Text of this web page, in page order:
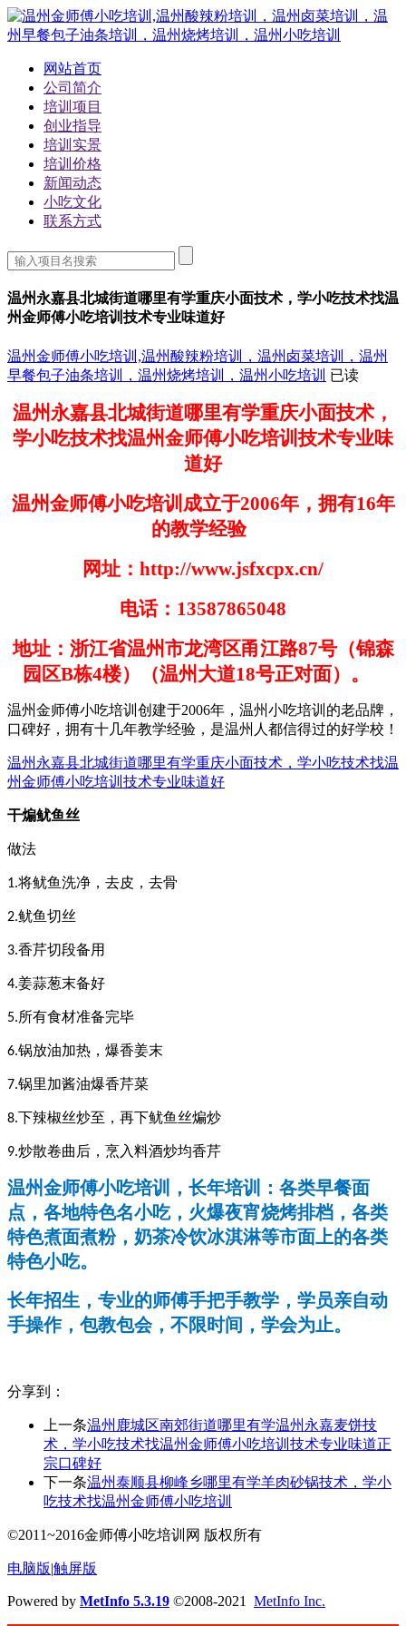
网站首页
公司简介
培训项目
创业指导
培训实景
培训价格
新闻动态
小吃文化
联系方式
温州永嘉县北城街道哪里有学重庆小面技术，学小吃技术找温
州金师傅小吃培训技术专业味道好
温州金师傅小吃培训,温州酸辣粉培训，温州卤菜培训，温州
早餐包子油条培训，温州烧烤培训，温州小吃培训 已读
温州永嘉县北城街道哪里有学重庆小面技术，
学小吃技术找温州金师傅小吃培训技术专业味
道好
温州金师傅小吃培训成立于2006年，拥有16年
的教学经验
网址： http://www.jsfxcpx.cn/
电话： 13587865048
地址：浙江省温州市龙湾区甬江路87号（锦森
园区B栋4楼）（温州大道18号正对面）。
温州金师傅小吃培训创建于2006年，温州小吃培训的老品牌，
口碑好，拥有十几年教学经验，是温州人都信得过的好学校！
温州永嘉县北城街道哪里有学重庆小面技术，学小吃技术找温
州金师傅小吃培训技术专业味道好
干煸鱿鱼丝
做法
1.将鱿鱼洗净，去皮，去骨
2.鱿鱼切丝
3.香芹切段备用
4.姜蒜葱末备好
5.所有食材准备完毕
6.锅放油加热，爆香姜末
7.锅里加酱油爆香芹菜
8.下辣椒丝炒至，再下鱿鱼丝煸炒
9.炒散卷曲后，烹入料酒炒均香芹
温州金师傅小吃培训，长年培训：各类早餐面
点，各地特色名小吃，火爆夜宵烧烤排档，各类
特色煮面煮粉，奶茶冷饮冰淇淋等市面上的各类
特色小吃。
长年招生，专业的师傅手把手教学，学员亲自动
手操作，包教包会，不限时间，学会为止。
分享到：
上一条温州鹿城区南郊街道哪里有学温州永嘉麦饼技
术，学小吃技术找温州金师傅小吃培训技术专业味道正
宗口碑好
下一条温州泰顺县柳峰乡哪里有学羊肉砂锅技术，学小
吃技术找温州金师傅小吃培训
©2011~2016金师傅小吃培训网 版权所有
电脑版|触屏版
Powered by MetInfo 5.3.19 ©2008-2021 MetInfo Inc.